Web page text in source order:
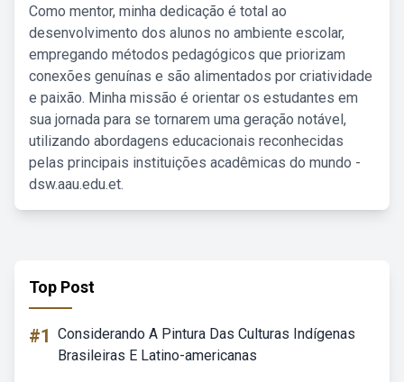
Como mentor, minha dedicação é total ao
desenvolvimento dos alunos no ambiente escolar,
empregando métodos pedagógicos que priorizam
conexões genuínas e são alimentados por criatividade
e paixão. Minha missão é orientar os estudantes em
sua jornada para se tornarem uma geração notável,
utilizando abordagens educacionais reconhecidas
pelas principais instituições acadêmicas do mundo -
dsw.aau.edu.et.
Top Post
#1 Considerando A Pintura Das Culturas Indígenas
Brasileiras E Latino-americanas